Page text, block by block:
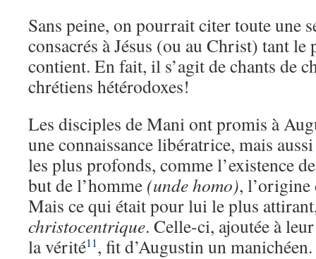
Sans peine, on pourrait citer toute une
consacrés à Jésus (ou au Christ) tant le
contient. En fait, il s’agit de chants de
chrétiens hétérodoxes!
Les disciples de Mani ont promis à
une connaissance libératrice, mais
les plus profonds, comme l’existence
but de l’homme (unde homo),
Mais ce qui était pour lui le plus
christocentrique. Celle-ci, ajoutée à
la vérité11, fit d’Augustin un manichéen.